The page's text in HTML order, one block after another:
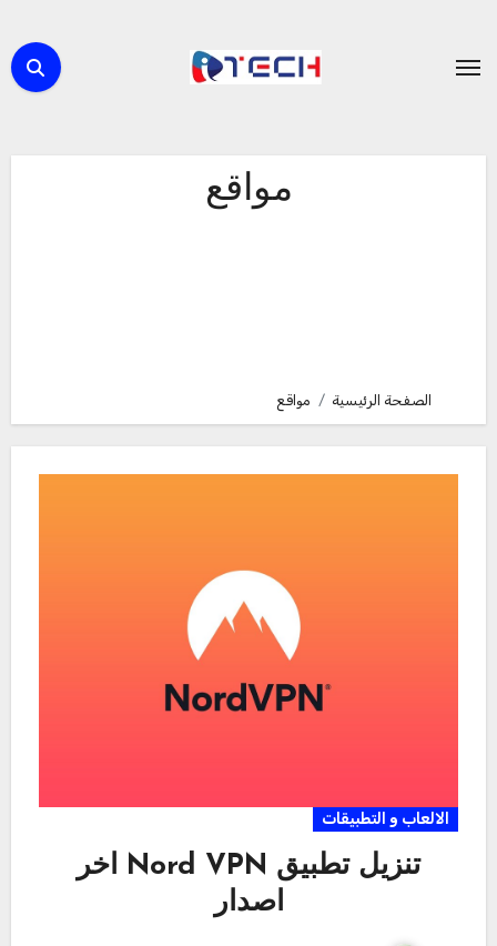
المحتوى
مواقع
الصفحة الرئيسية مواقع
الالعاب و التطبيقات
تنزيل تطبيق Nord VPN اخر
اصدار